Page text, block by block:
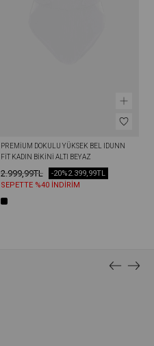
PREMIUM DOKULU YÜKSEK BEL IDUNN
FIT KADIN BIKINI ALTI BEYAZ
2.999,99TL 2.399,99TL
-20%
SEPETTE %40 İNDİRİM